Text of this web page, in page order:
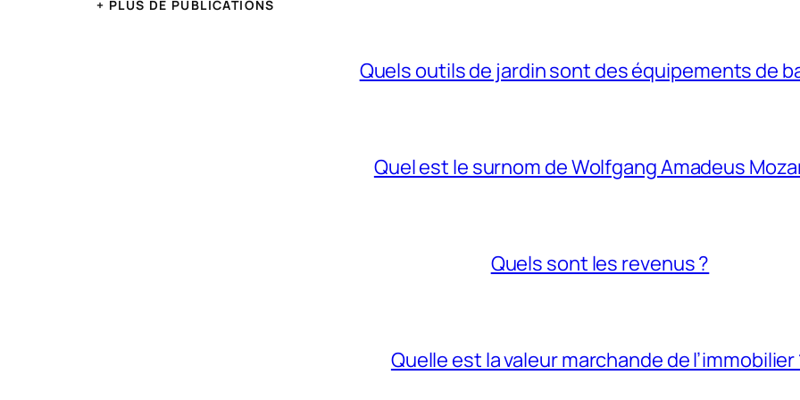
+ PLUS DE PUBLICATIONS
Quels outils de jardin sont des équipements de
Quel est le surnom de Wolfgang Amadeus
Quels sont les revenus ?
Quelle est la valeur marchande de l’immobilier